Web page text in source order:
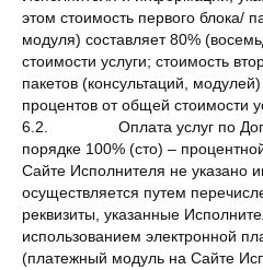
этом стоимость первого блока/
модуля) составляет 80%
стоимости услуги; стоимость
пакетов (консультаций,
процентов от общей стоимости
6.2. Оплата услуг по
порядке 100% (сто) –
Сайте Исполнителя не указано
осуществляется путем
реквизиты, указанные
использованием электронной
(платежный модуль на Сайте